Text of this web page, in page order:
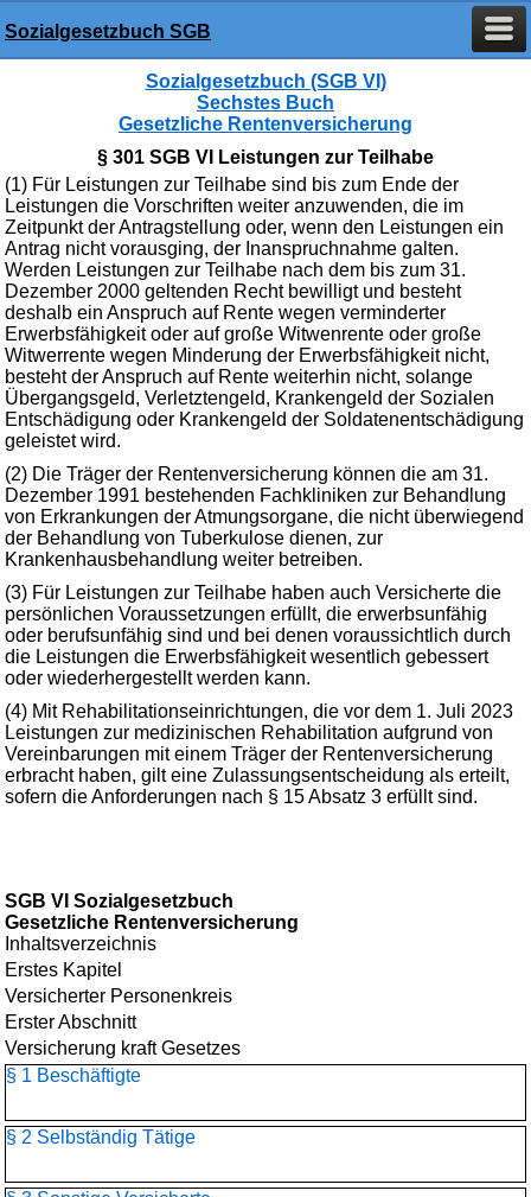
Sozialgesetzbuch SGB
Sozialgesetzbuch (SGB VI)
Sechstes Buch
Gesetzliche Rentenversicherung
§ 301 SGB VI Leistungen zur Teilhabe
(1) Für Leistungen zur Teilhabe sind bis zum Ende der
Leistungen die Vorschriften weiter anzuwenden, die im
Zeitpunkt der Antragstellung oder, wenn den Leistungen ein
Antrag nicht vorausging, der Inanspruchnahme galten.
Werden Leistungen zur Teilhabe nach dem bis zum 31.
Dezember 2000 geltenden Recht bewilligt und besteht
deshalb ein Anspruch auf Rente wegen verminderter
Erwerbsfähigkeit oder auf große Witwenrente oder große
Witwerrente wegen Minderung der Erwerbsfähigkeit nicht,
besteht der Anspruch auf Rente weiterhin nicht, solange
Übergangsgeld, Verletztengeld, Krankengeld der Sozialen
Entschädigung oder Krankengeld der Soldatenentschädigung
geleistet wird.
(2) Die Träger der Rentenversicherung können die am 31.
Dezember 1991 bestehenden Fachkliniken zur Behandlung
von Erkrankungen der Atmungsorgane, die nicht überwiegend
der Behandlung von Tuberkulose dienen, zur
Krankenhausbehandlung weiter betreiben.
(3) Für Leistungen zur Teilhabe haben auch Versicherte die
persönlichen Voraussetzungen erfüllt, die erwerbsunfähig
oder berufsunfähig sind und bei denen voraussichtlich durch
die Leistungen die Erwerbsfähigkeit wesentlich gebessert
oder wiederhergestellt werden kann.
(4) Mit Rehabilitationseinrichtungen, die vor dem 1. Juli 2023
Leistungen zur medizinischen Rehabilitation aufgrund von
Vereinbarungen mit einem Träger der Rentenversicherung
erbracht haben, gilt eine Zulassungsentscheidung als erteilt,
sofern die Anforderungen nach § 15 Absatz 3 erfüllt sind.
SGB VI Sozialgesetzbuch
Gesetzliche Rentenversicherung
Inhaltsverzeichnis
Erstes Kapitel
Versicherter Personenkreis
Erster Abschnitt
Versicherung kraft Gesetzes
§ 1 Beschäftigte
§ 2 Selbständig Tätige